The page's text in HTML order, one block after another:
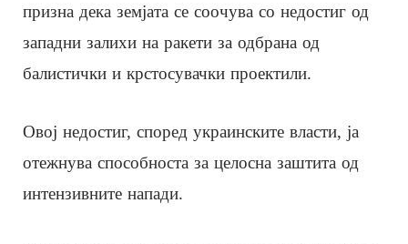
призна дека земјата се соочува со недостиг од
западни залихи на ракети за одбрана од
балистички и крстосувачки проектили.
Овој недостиг, според украинските власти, ја
отежнува способноста за целосна заштита од
интензивните напади.